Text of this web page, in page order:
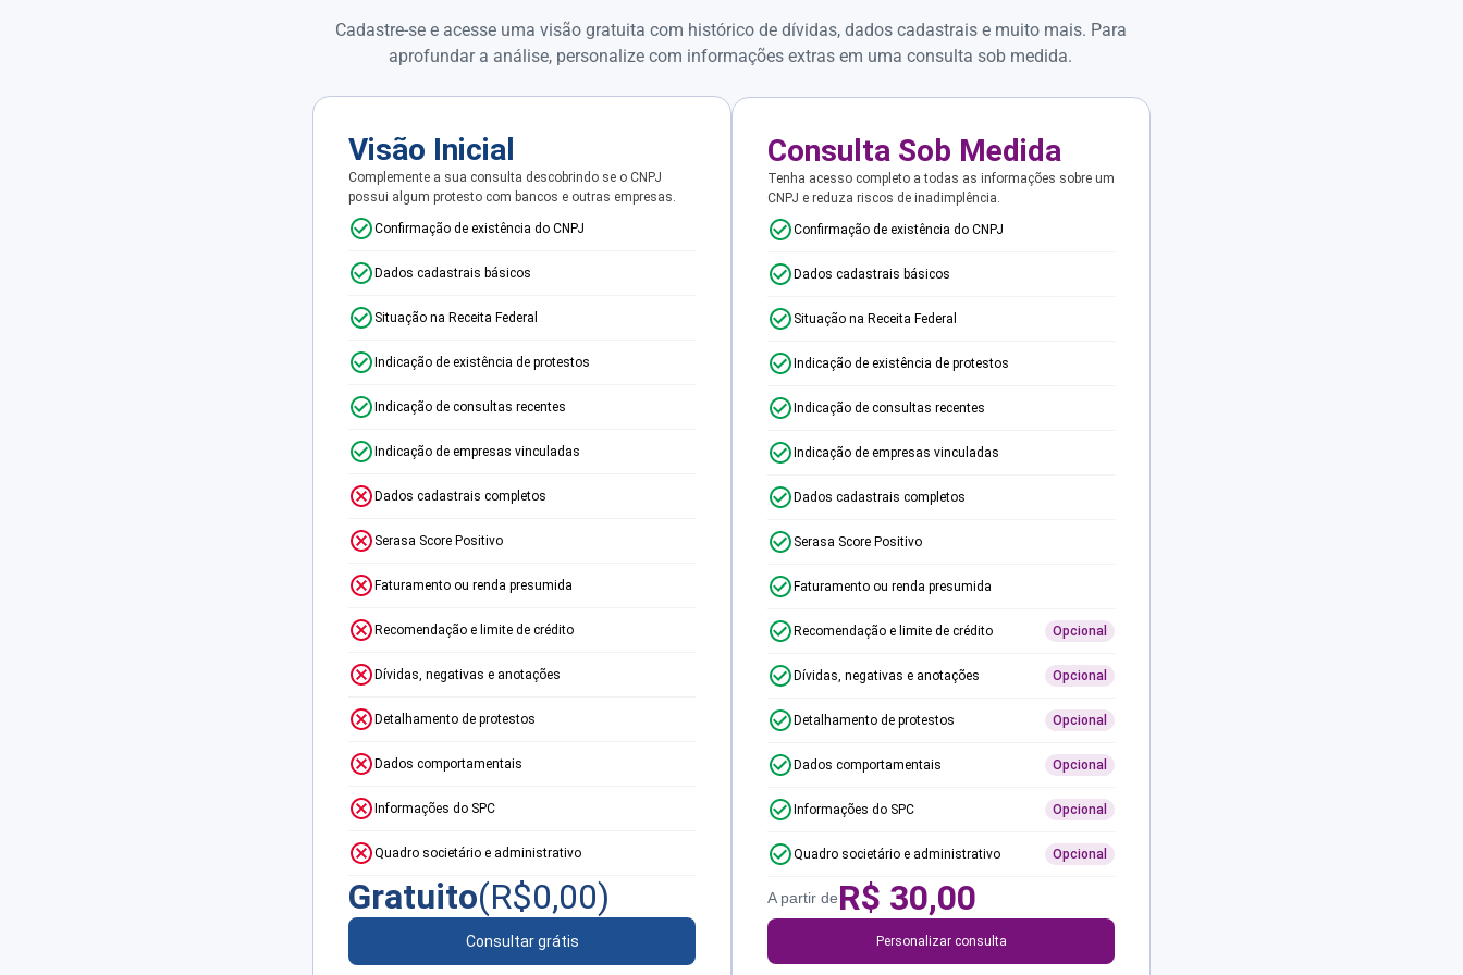
Cadastre-se e acesse uma visão gratuita com histórico de dívidas, dados cadastrais e muito mais. Para
aprofundar a análise, personalize com informações extras em uma consulta sob medida.
Visão Inicial
Complemente a sua consulta descobrindo se o CNPJ
possui algum protesto com bancos e outras empresas.
Confirmação de existência do CNPJ
Dados cadastrais básicos
Situação na Receita Federal
Indicação de existência de protestos
Indicação de consultas recentes
Indicação de empresas vinculadas
Dados cadastrais completos
Serasa Score Positivo
Faturamento ou renda presumida
Recomendação e limite de crédito
Dívidas, negativas e anotações
Detalhamento de protestos
Dados comportamentais
Informações do SPC
Quadro societário e administrativo
Gratuito(R$0,00)
Consultar grátis
Consulta Sob Medida
Tenha acesso completo a todas as informações sobre um
CNPJ e reduza riscos de inadimplência.
Confirmação de existência do CNPJ
Dados cadastrais básicos
Situação na Receita Federal
Indicação de existência de protestos
Indicação de consultas recentes
Indicação de empresas vinculadas
Dados cadastrais completos
Serasa Score Positivo
Faturamento ou renda presumida
Recomendação e limite de crédito Opcional
Dívidas, negativas e anotações Opcional
Detalhamento de protestos Opcional
Dados comportamentais Opcional
Informações do SPC Opcional
Quadro societário e administrativo Opcional
A partir deR$ 30,00
Personalizar consulta